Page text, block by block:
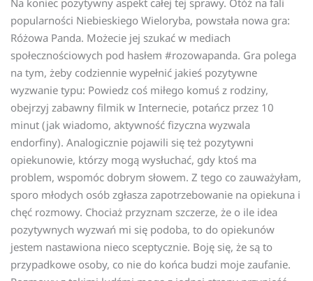
popularności Niebieskiego Wieloryba, powstała nowa gra:
Różowa Panda. Możecie jej szukać w mediach
społecznościowych pod hasłem #rozowapanda. Gra polega
na tym, żeby codziennie wypełnić jakieś pozytywne
wyzwanie typu: Powiedz coś miłego komuś z rodziny,
obejrzyj zabawny filmik w Internecie, potańcz przez 10
minut (jak wiadomo, aktywność fizyczna wyzwala
endorfiny). Analogicznie pojawili się też pozytywni
opiekunowie, którzy mogą wysłuchać, gdy ktoś ma
problem, wspomóc dobrym słowem. Z tego co zauważyłam,
sporo młodych osób zgłasza zapotrzebowanie na opiekuna i
chęć rozmowy. Chociaż przyznam szczerze, że o ile idea
pozytywnych wyzwań mi się podoba, to do opiekunów
jestem nastawiona nieco sceptycznie. Boję się, że są to
przypadkowe osoby, co nie do końca budzi moje zaufanie.